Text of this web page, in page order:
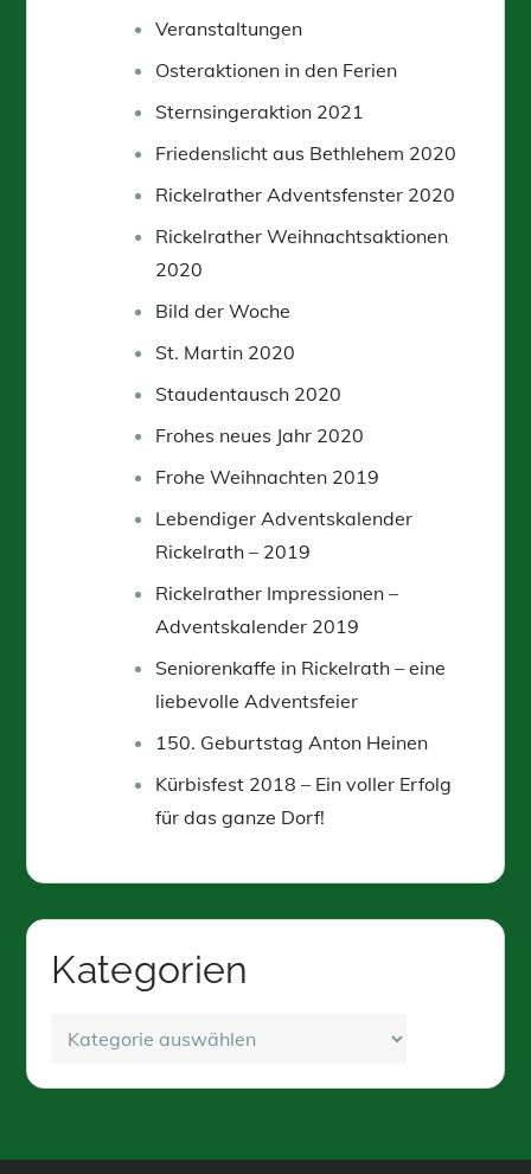
Veranstaltungen
Osteraktionen in den Ferien
Sternsingeraktion 2021
Friedenslicht aus Bethlehem 2020
Rickelrather Adventsfenster 2020
Rickelrather Weihnachtsaktionen
2020
Bild der Woche
St. Martin 2020
Staudentausch 2020
Frohes neues Jahr 2020
Frohe Weihnachten 2019
Lebendiger Adventskalender
Rickelrath – 2019
Rickelrather Impressionen –
Adventskalender 2019
Seniorenkaffe in Rickelrath – eine
liebevolle Adventsfeier
150. Geburtstag Anton Heinen
Kürbisfest 2018 – Ein voller Erfolg
für das ganze Dorf!
Kategorien
Kategorien